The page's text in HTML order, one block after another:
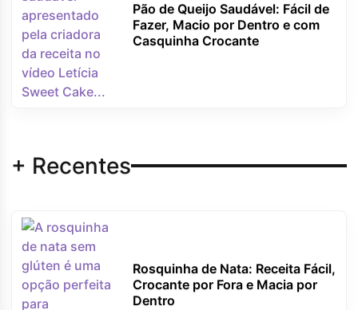
Pão de Queijo Saudável: Fácil de
Fazer, Macio por Dentro e com
Casquinha Crocante
+ Recentes
Rosquinha de Nata: Receita Fácil,
Crocante por Fora e Macia por
Dentro